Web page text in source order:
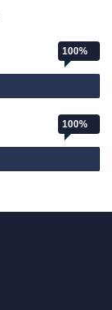
100%
100%